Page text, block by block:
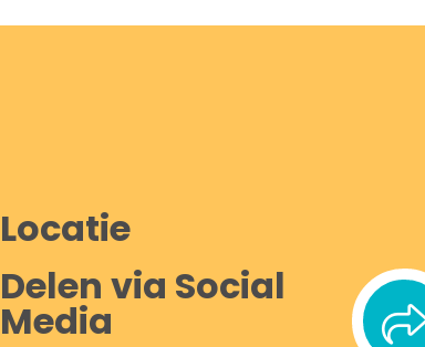
Locatie
Delen via Social
Media